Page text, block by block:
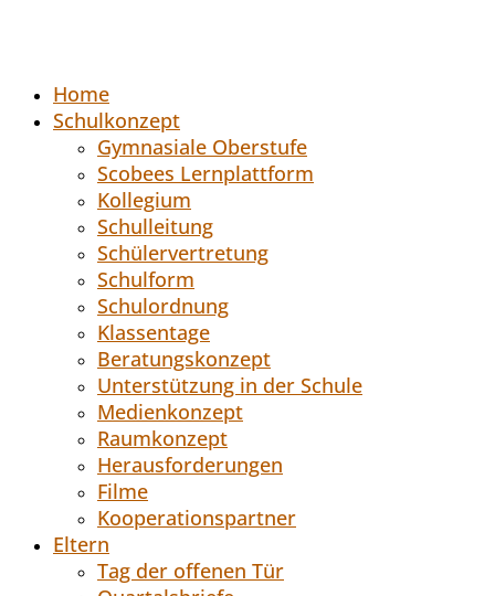
Home
Schulkonzept
Gymnasiale Oberstufe
Scobees Lernplattform
Kollegium
Schulleitung
Schülervertretung
Schulform
Schulordnung
Klassentage
Beratungskonzept
Unterstützung in der Schule
Medienkonzept
Raumkonzept
Herausforderungen
Filme
Kooperationspartner
Eltern
Tag der offenen Tür